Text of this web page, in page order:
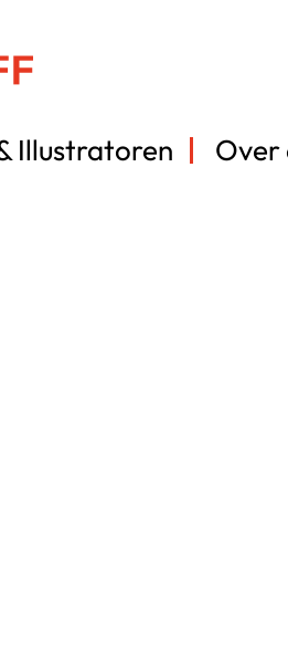
Illustratoren Over